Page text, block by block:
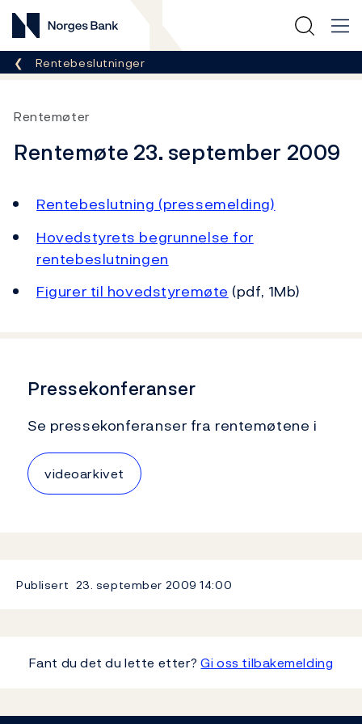
Norges Bank
Her er du nå:
Rentebeslutninger
Rentemøter
Rentemøte 23. september 2009
Rentebeslutning (pressemelding)
Hovedstyrets begrunnelse for
rentebeslutningen
Figurer til hovedstyremøte (pdf, 1Mb)
Pressekonferanser
Se pressekonferanser fra rentemøtene i
videoarkivet
Publisert 23. september 200914:00
Fant du det du lette etter?Gi oss tilbakemelding